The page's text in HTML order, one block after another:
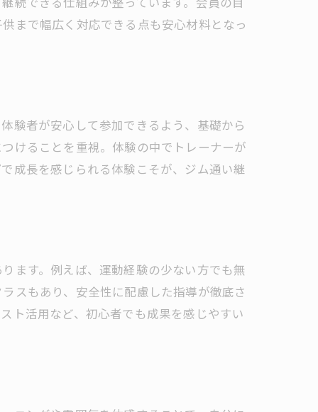
まで幅広く対応できる点も安心材料となっ
験者が安心して参加できるよう、基礎から
けることを重視。体験の中でトレーナーが
成長を感じられる体験こそが、ジム通い継
ます。例えば、運動経験の少ない方でも無
スもあり、安全性に配慮した指導が徹底さ
ト活用など、初心者でも成果を感じやすい